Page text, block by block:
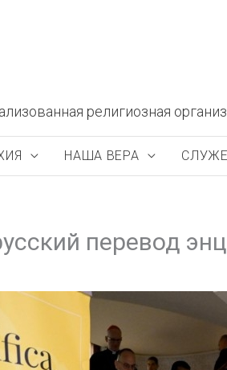
религиозная
НАША ВЕРА
перевод